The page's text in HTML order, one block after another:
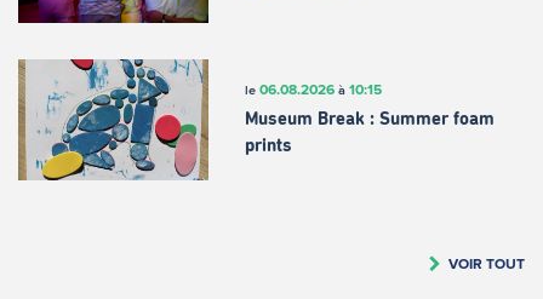
le 06.08.2026à 10:15
Museum Break : Summer foam
prints
VOIR TOUT